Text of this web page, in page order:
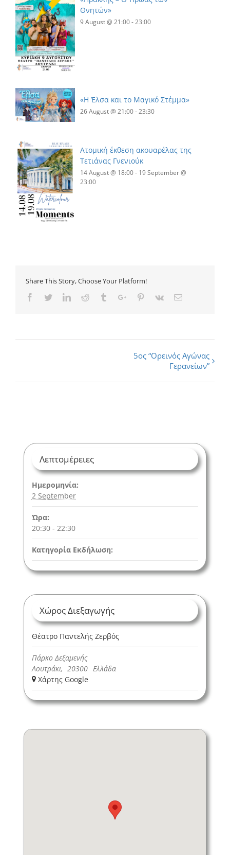
Θνητών»
9 August @ 21:00-23:00
«Η Έλσα και το Μαγικό Στέμμα»
26 August @ 21:00-23:30
Ατομική έκθεση ακουαρέλας της
Τετιάνας Γνενιούκ
14 August @ 18:00- 19 September @
23:00
Share This Story, Choose Your Platform!
Facebook
TwitterLinkedinReddit TumblrGoogle+Pinterest
Vk Email
5ος “Ορεινός Αγώνας
Γερανείων”
Λεπτομέρειες
Ημερομηνία:
2 September
Ώρα:
20:30 - 22:30
Κατηγορία Εκδήλωση:
Χώρος Διεξαγωγής
Θέατρο Παντελής Ζερβός
Πάρκο Δεξαμενής
Λουτράκι, 20300 Ελλάδα
+ Χάρτης Google